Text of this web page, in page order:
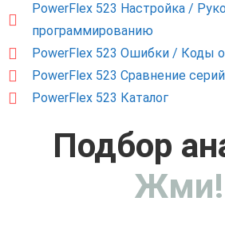
PowerFlex 523 Настройка /
программированию
PowerFlex 523 Ошибки / Коды
PowerFlex 523 Сравнение серий
PowerFlex 523 Каталог
Подбор
Жми!